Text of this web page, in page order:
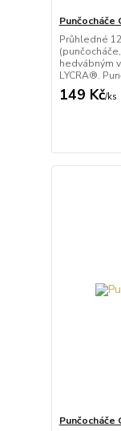
Průhledné
hedvábným
LYCRA®.
149 Kč/ks